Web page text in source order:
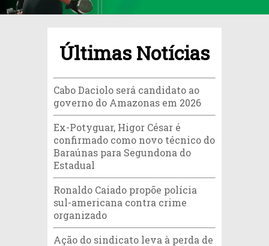
Últimas Notícias
Cabo Daciolo será candidato ao
governo do Amazonas em 2026
Ex-Potyguar, Higor César é
confirmado como novo técnico do
Baraúnas para Segundona do
Estadual
Ronaldo Caiado propõe polícia
sul-americana contra crime
organizado
Ação do sindicato leva à perda de